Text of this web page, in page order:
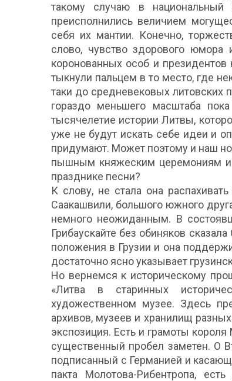
такому случаю в
преисполнились величием
себя их мантии. Конечно,
слово, чувство здорового
коронованных особ и президентов
тыкнули пальцем в то место, где
таки до средневековых литовских
гораздо меньшего масштаба
тысячелетие истории Литвы,
уже не будут искать себе идеи и
придумают. Может поэтому и наш
пышным княжеским церемониям
празднике песни?
К слову, не стала она
Саакашвили, большого южного
немного неожиданным. В
Грибаускайте без обиняков
положения в Грузии и она
достаточно ясно указывает
Но вернемся к историческому
«Литва в старинных
художественном музее. Здесь
архивов, музеев и хранилищ
экспозиция. Есть и грамоты
существенный пробел заметен. О
подписанный с Германией и
пакта Молотова-Рибентропа,